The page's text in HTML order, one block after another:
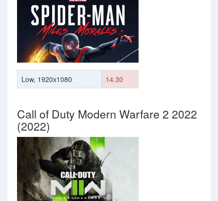
Low, 1920x1080 14.30
Call of Duty Modern Warfare 2 2022
(2022)